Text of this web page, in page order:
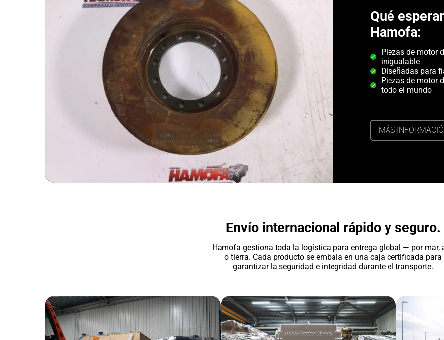
Qué
Hamofa:
Piezas de motor
inigualable
Diseñadas para
Piezas de motor
todo el mundo
MÁS
Envío internacional rápido y seguro.
Hamofa gestiona toda la logística para entrega global — por mar,
o tierra. Cada producto se embala en una caja certificada para
garantizar la seguridad e integridad durante el transporte.